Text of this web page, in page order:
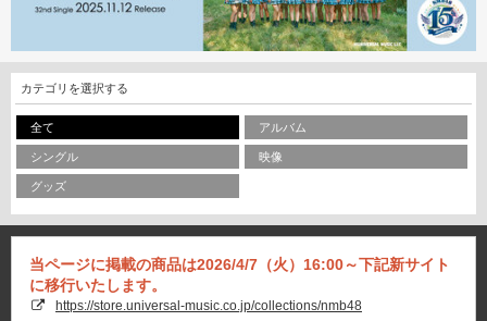
カテゴリを選択する
全て アルバム
シングル 映像
グッズ
当ページに掲載の商品は2026/4/7（火）16:00～下記新サイト
に移行いたします。
https://store.universal-music.co.jp/collections/nmb48